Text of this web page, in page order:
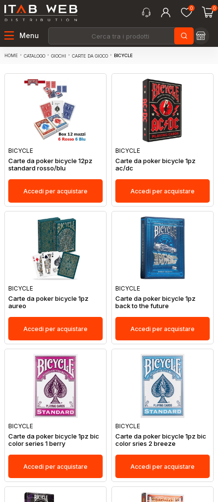
0 0
Menu
HOME CATALOGO GIOCHI CARTE DA GIOCO BICYCLE
BICYCLE
Carte da poker bicycle 12pz
standard rosso/blu
Accedi per acquistare
BICYCLE
Carte da poker bicycle 1pz
ac/dc
Accedi per acquistare
BICYCLE
Carte da poker bicycle 1pz
aureo
Accedi per acquistare
BICYCLE
Carte da poker bicycle 1pz
back to the future
Accedi per acquistare
BICYCLE
Carte da poker bicycle 1pz bic
color series 1 berry
Accedi per acquistare
BICYCLE
Carte da poker bicycle 1pz bic
color sries 2 breeze
Accedi per acquistare